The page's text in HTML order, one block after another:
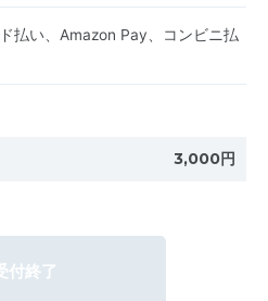
払い、Amazon Pay、コンビニ払
3,000円
付終了